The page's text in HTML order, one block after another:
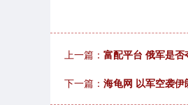
上一篇： 富配平台 俄军是
下一篇： 海龟网 以军空袭